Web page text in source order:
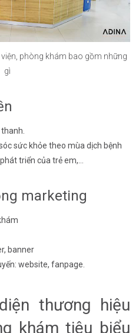
phòng khám bao gồm những
gì
sức khỏe theo mùa dịch bệnh
triển của trẻ em,…
marketing
banner
website, fanpage.
thương hiệu
khám tiêu biểu